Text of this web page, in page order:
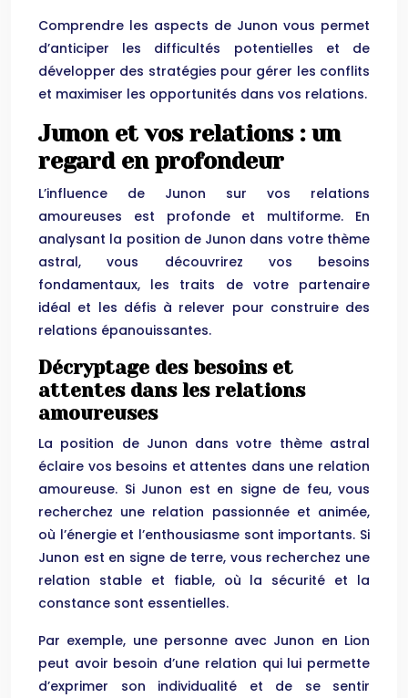
Comprendre les aspects de Junon vous permet
d’anticiper les difficultés potentielles et de
développer des stratégies pour gérer les conflits
et maximiser les opportunités dans vos relations.
Junon et vos relations : un
regard en profondeur
L’influence de Junon sur vos relations
amoureuses est profonde et multiforme. En
analysant la position de Junon dans votre thème
astral, vous découvrirez vos besoins
fondamentaux, les traits de votre partenaire
idéal et les défis à relever pour construire des
relations épanouissantes.
Décryptage des besoins et
attentes dans les relations
amoureuses
La position de Junon dans votre thème astral
éclaire vos besoins et attentes dans une relation
amoureuse. Si Junon est en signe de feu, vous
recherchez une relation passionnée et animée,
où l’énergie et l’enthousiasme sont importants. Si
Junon est en signe de terre, vous recherchez une
relation stable et fiable, où la sécurité et la
constance sont essentielles.
Par exemple, une personne avec Junon en Lion
peut avoir besoin d’une relation qui lui permette
d’exprimer son individualité et de se sentir